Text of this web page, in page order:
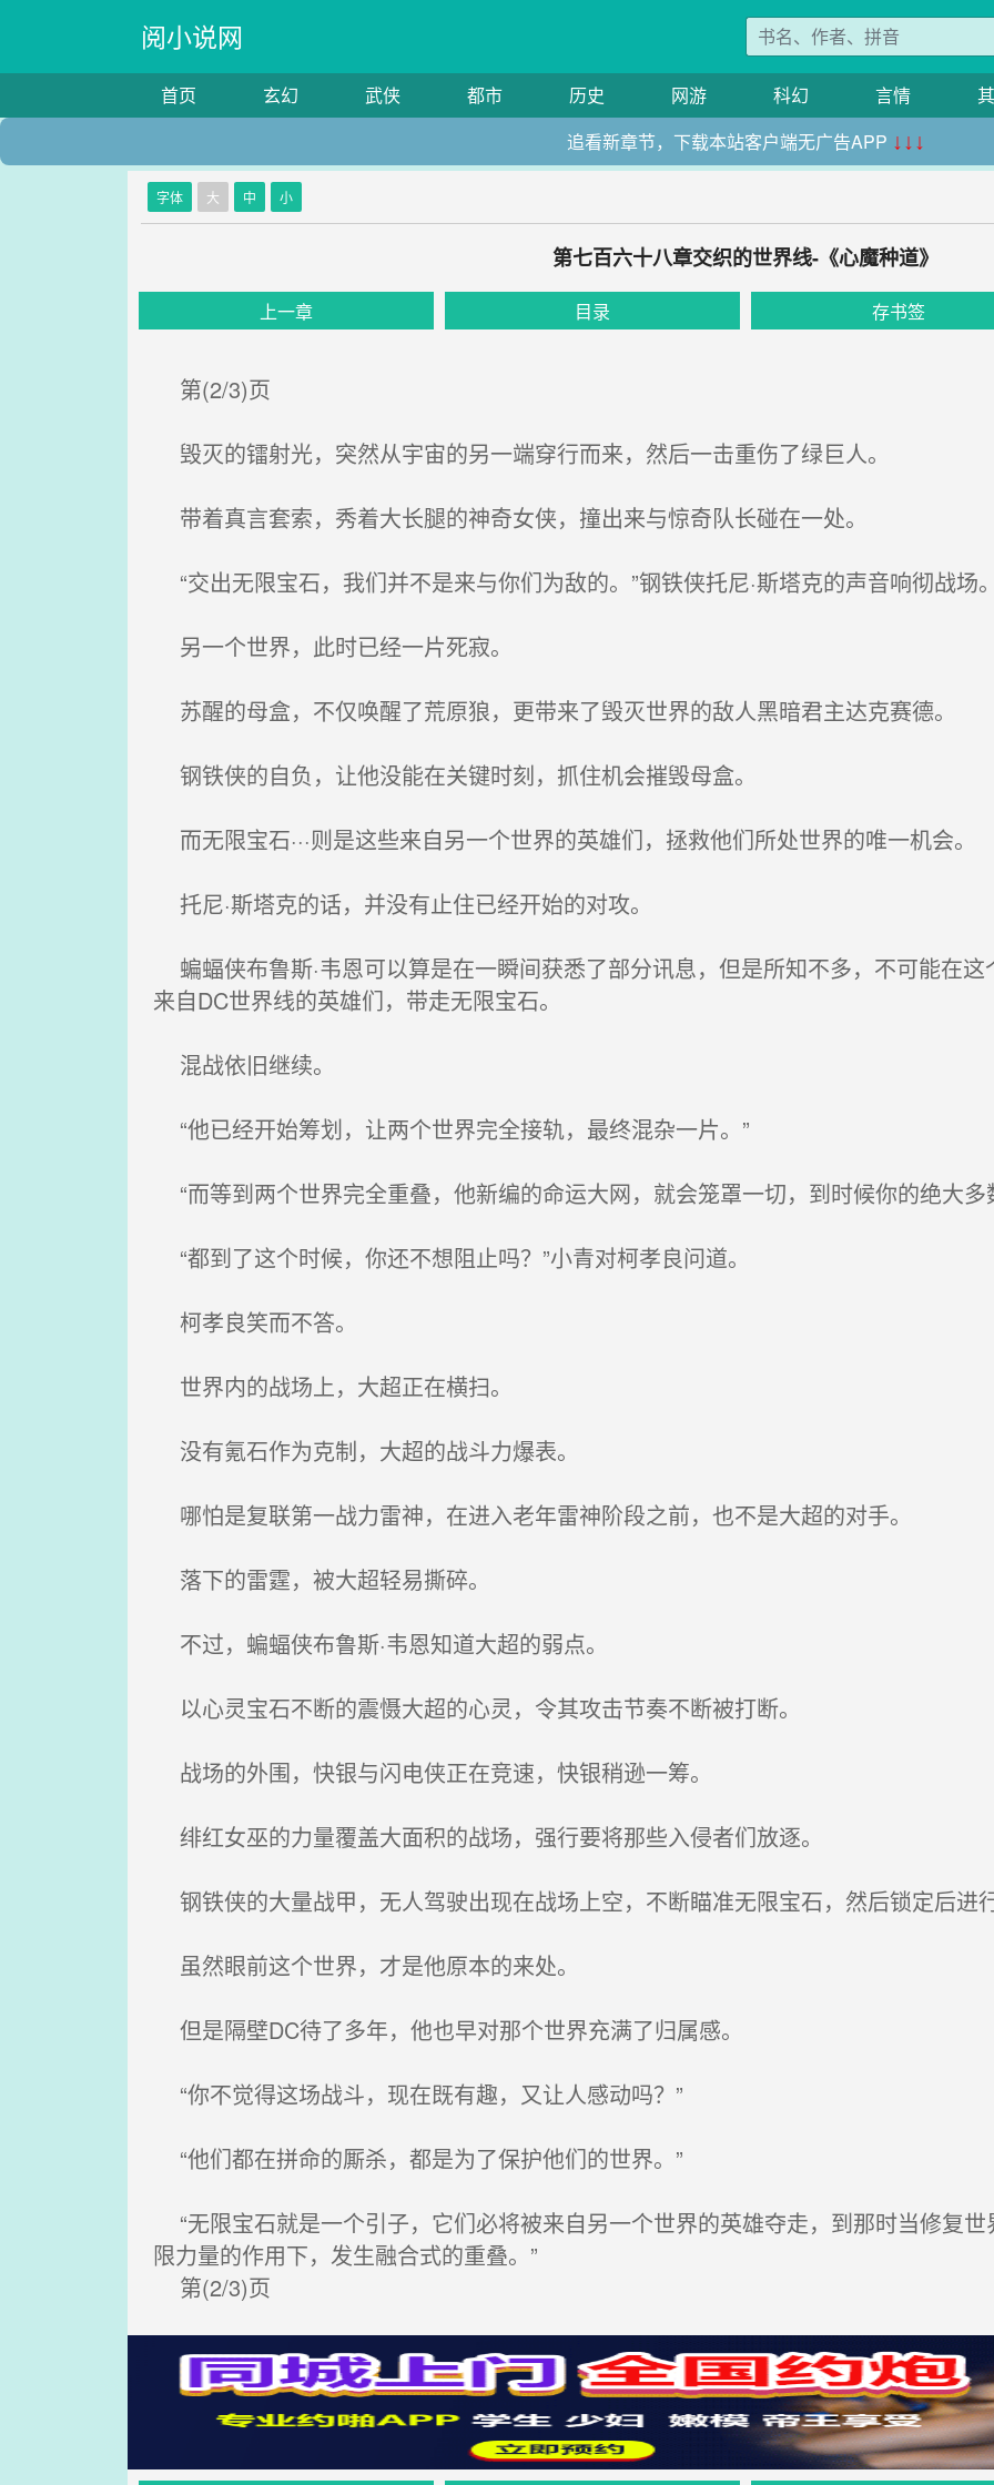
阅小说网
首页 玄幻 武侠 都市 历史 网游 科幻 言情
追看新章节，下载本站客户端无广告APP ↓↓↓
字体 大 中 小
第七百六十八章交织的世界线-《心魔种道》
上一章 目录 存书签
第(2/3)页
毁灭的镭射光，突然从宇宙的另一端穿行而来，然后一击重伤了绿巨人。
带着真言套索，秀着大长腿的神奇女侠，撞出来与惊奇队长碰在一处。
“交出无限宝石，我们并不是来与你们为敌的。”钢铁侠托尼·斯塔克的声音响彻战场
另一个世界，此时已经一片死寂。
苏醒的母盒，不仅唤醒了荒原狼，更带来了毁灭世界的敌人黑暗君主达克赛德。
钢铁侠的自负，让他没能在关键时刻，抓住机会摧毁母盒。
而无限宝石···则是这些来自另一个世界的英雄们，拯救他们所处世界的唯一机会。
托尼·斯塔克的话，并没有止住已经开始的对攻。
蝙蝠侠布鲁斯·韦恩可以算是在一瞬间获悉了部分讯息，但是所知不多，不可能在
来自DC世界线的英雄们，带走无限宝石。
混战依旧继续。
“他已经开始筹划，让两个世界完全接轨，最终混杂一片。”
“而等到两个世界完全重叠，他新编的命运大网，就会笼罩一切，到时候你的绝大多
“都到了这个时候，你还不想阻止吗？”小青对柯孝良问道。
柯孝良笑而不答。
世界内的战场上，大超正在横扫。
没有氪石作为克制，大超的战斗力爆表。
哪怕是复联第一战力雷神，在进入老年雷神阶段之前，也不是大超的对手。
落下的雷霆，被大超轻易撕碎。
不过，蝙蝠侠布鲁斯·韦恩知道大超的弱点。
以心灵宝石不断的震慑大超的心灵，令其攻击节奏不断被打断。
战场的外围，快银与闪电侠正在竞速，快银稍逊一筹。
绯红女巫的力量覆盖大面积的战场，强行要将那些入侵者们放逐。
钢铁侠的大量战甲，无人驾驶出现在战场上空，不断瞄准无限宝石，然后锁定后进
虽然眼前这个世界，才是他原本的来处。
但是隔壁DC待了多年，他也早对那个世界充满了归属感。
“你不觉得这场战斗，现在既有趣，又让人感动吗？”
“他们都在拼命的厮杀，都是为了保护他们的世界。”
“无限宝石就是一个引子，它们必将被来自另一个世界的英雄夺走，到那时当修复
限力量的作用下，发生融合式的重叠。”
第(2/3)页